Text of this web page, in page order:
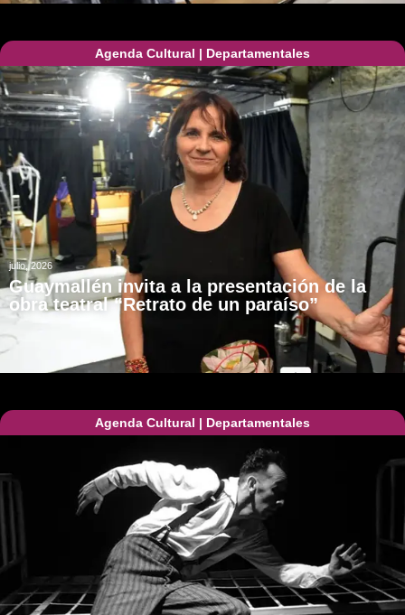
Agenda Cultural | Departamentales
julio, 2026
Guaymallén invita a la presentación de la
obra teatral “Retrato de un paraíso”
Agenda Cultural | Departamentales